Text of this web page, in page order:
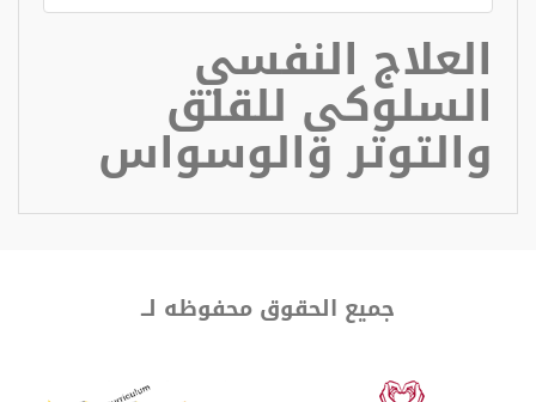
العلاج النفسي
السلوكي للقلق
والتوتر والوسواس
جميع الحقوق محفوظه لــ